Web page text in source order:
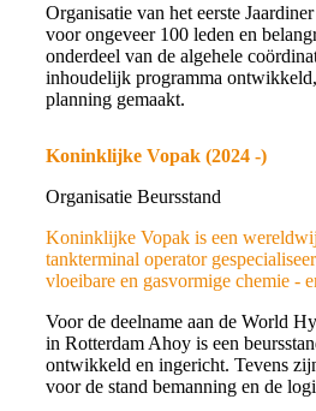
Organisatie van het eerste
voor ongeveer 100 leden en
onderdeel van de algehele
inhoudelijk programma
planning gemaakt.
Koninklijke Vopak (2024 -)
Organisatie Beursstand
Koninklijke Vopak is een
tankterminal operator
vloeibare en gasvormige chemie -
Voor de deelname aan de World
in Rotterdam Ahoy is een
ontwikkeld en ingericht. Tevens
voor de stand bemanning en de